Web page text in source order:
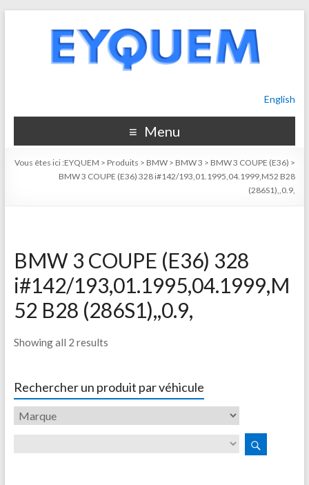
English
Menu
Vous êtes ici :EYQUEM > Produits > BMW > BMW 3 > BMW 3 COUPE (E36) >
BMW 3 COUPE (E36) 328 i#142/193,01.1995,04.1999,M52 B28
(286S1),,0.9,
BMW 3 COUPE (E36) 328
i#142/193,01.1995,04.1999,M
52 B28 (286S1),,0.9,
Showing all 2 results
Rechercher un produit par véhicule